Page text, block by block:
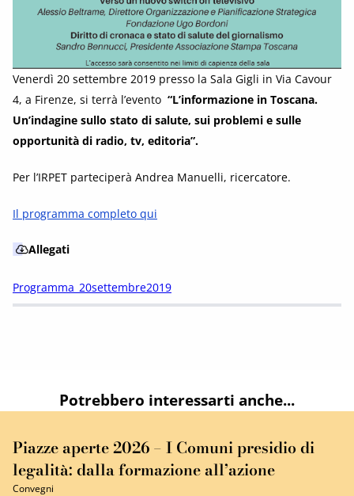
Venerdì 20 settembre 2019 presso la Sala Gigli in Via Cavour
4, a Firenze, si terrà l’evento “L’informazione in Toscana.
Un’indagine sullo stato di salute, sui problemi e sulle
opportunità di radio, tv, editoria”.
Per l’IRPET parteciperà Andrea Manuelli, ricercatore.
Il programma completo qui
Allegati
Programma_20settembre2019
Potrebbero interessarti anche...
Piazze aperte 2026 – I Comuni presidio di
legalità: dalla formazione all’azione
Convegni